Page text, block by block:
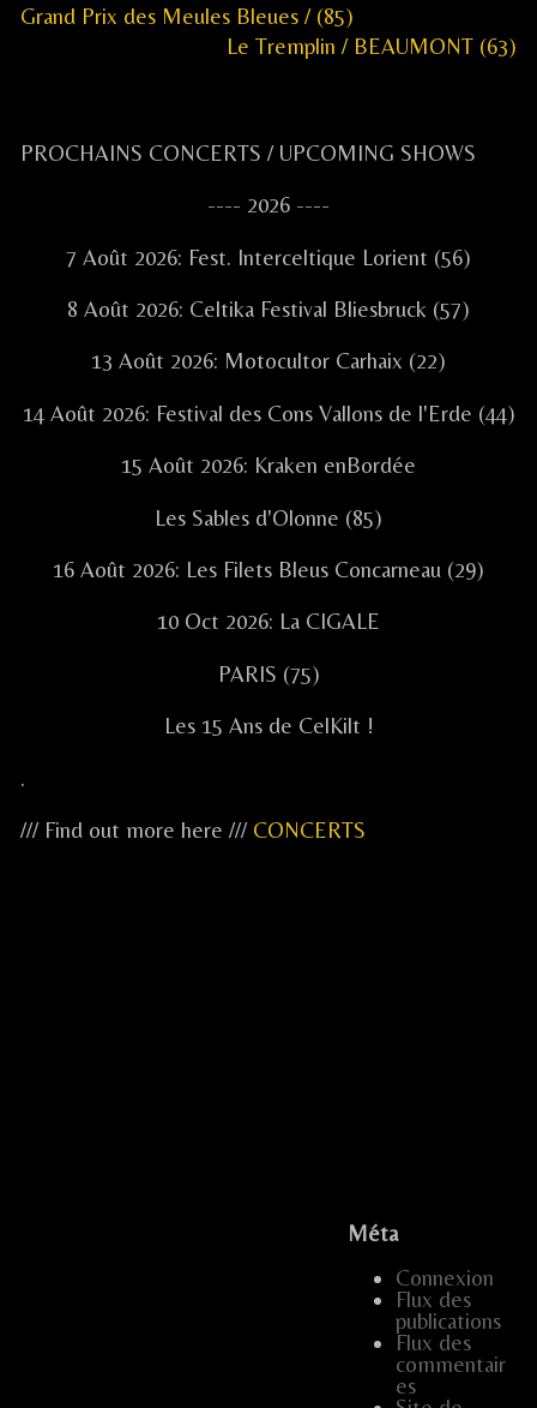
Navigation
Previous
Grand Prix des Meules Bleues / (85)
Next
Le Tremplin / BEAUMONT (63)
Primary
PROCHAINS CONCERTS / UPCOMING SHOWS
---- 2026 ----
7 Août 2026: Fest. Interceltique Lorient (56)
8 Août 2026: Celtika Festival Bliesbruck (57)
13 Août 2026: Motocultor Carhaix (22)
14 Août 2026: Festival des Cons Vallons de l'Erde (44)
15 Août 2026: Kraken enBordée
Les Sables d'Olonne (85)
16 Août 2026: Les Filets Bleus Concarneau (29)
10 Oct 2026: La CIGALE
PARIS (75)
Les 15 Ans de CelKilt !
.
/// Find out more here /// CONCERTS
Méta
Connexion
Flux des
publications
Flux des
commentair
es